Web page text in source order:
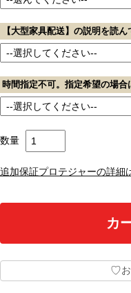
【大型家具配送】の説明を読
時間指定不可。指定希望の場合
数量
追加保証プロテジャーの詳細
♡